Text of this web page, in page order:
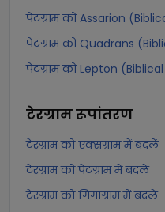
पेटग्राम को Assarion
पेटग्राम को Quadrans
पेटग्राम को Lepton
टेरग्रामरूपांतरण
टेरग्राम को एक्सग्राम में बदलें
टेरग्राम को पेटग्राम में बदलें
टेरग्राम को गिगाग्राम में बदलें